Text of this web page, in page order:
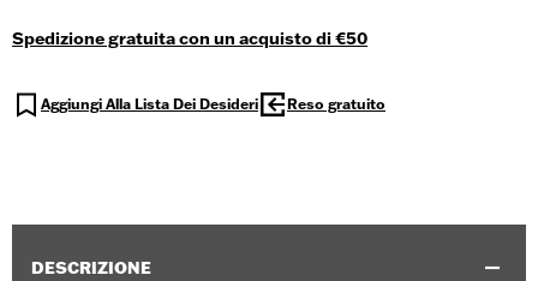
Spedizione gratuita con un acquisto di €50
Aggiungi Alla Lista Dei Desideri Reso gratuito
DESCRIZIONE